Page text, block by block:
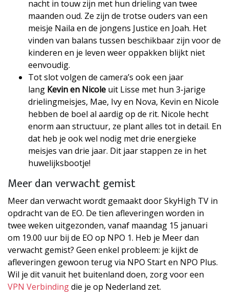
nacht in touw zijn met hun drieling van twee
maanden oud. Ze zijn de trotse ouders van een
meisje Naila en de jongens Justice en Joah. Het
vinden van balans tussen beschikbaar zijn voor de
kinderen en je leven weer oppakken blijkt niet
eenvoudig.
Tot slot volgen de camera’s ook een jaar
lang Kevin en Nicole uit Lisse met hun 3-jarige
drielingmeisjes, Mae, Ivy en Nova, Kevin en Nicole
hebben de boel al aardig op de rit. Nicole hecht
enorm aan structuur, ze plant alles tot in detail. En
dat heb je ook wel nodig met drie energieke
meisjes van drie jaar. Dit jaar stappen ze in het
huwelijksbootje!
Meer dan verwacht gemist
Meer dan verwacht wordt gemaakt door SkyHigh TV in
opdracht van de EO. De tien afleveringen worden in
twee weken uitgezonden, vanaf maandag 15 januari
om 19.00 uur bij de EO op NPO 1. Heb je Meer dan
verwacht gemist? Geen enkel probleem: je kijkt de
afleveringen gewoon terug via NPO Start en NPO Plus.
Wil je dit vanuit het buitenland doen, zorg voor een
VPN Verbindingdie je op Nederland zet.